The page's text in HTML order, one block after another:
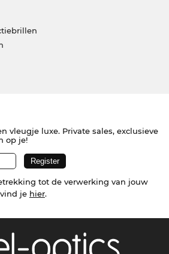
vleugje luxe. Private sales, exclusieve
op je!
tot de verwerking van jouw
je hier.